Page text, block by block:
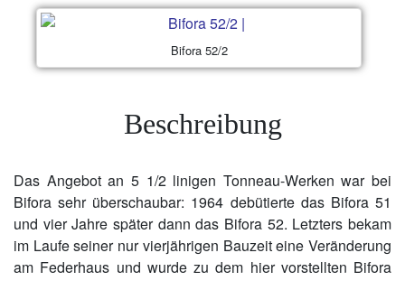
Bifora 52/2
Beschreibung
Das Angebot an 5 1/2 linigen Tonneau-Werken war bei
Bifora sehr überschaubar: 1964 debütierte das Bifora 51
und vier Jahre später dann das Bifora 52. Letzters bekam
im Laufe seiner nur vierjährigen Bauzeit eine Veränderung
am Federhaus und wurde zu dem hier vorstellten Bifora